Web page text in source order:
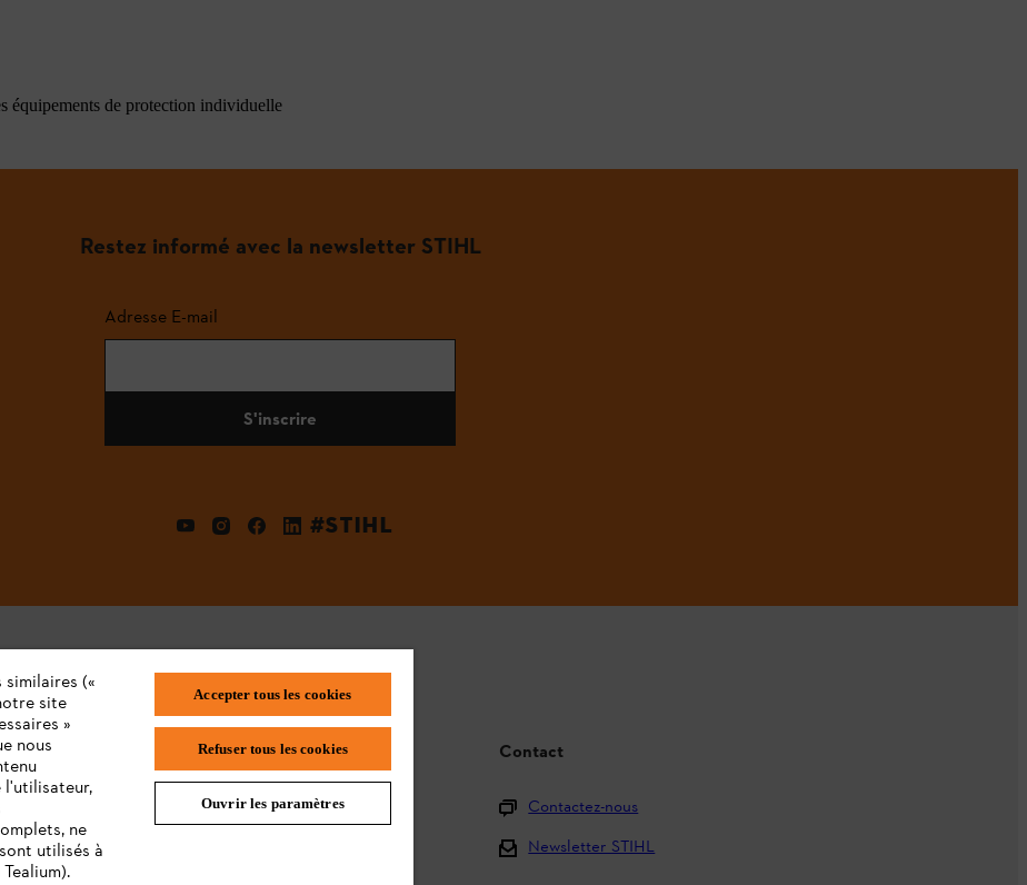
équipements de protection individuelle
Restez informé avec la newsletter STIHL
Adresse E-mail
S'inscrire
#STIHL
STIHL FAQ
L'Enregistrement
Contact
Contactez-nous
Newsletter STIHL
(«
site
»
nous
l'utilisateur,
ne
utilisés à
Accepter tous les cookies
Refuser tous les cookies
Ouvrir les paramètres